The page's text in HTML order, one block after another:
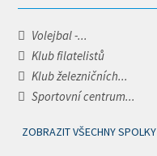
Volejbal -...
Klub filatelistů
Klub železničních...
Sportovní centrum...
ZOBRAZIT VŠECHNY SPOLKY